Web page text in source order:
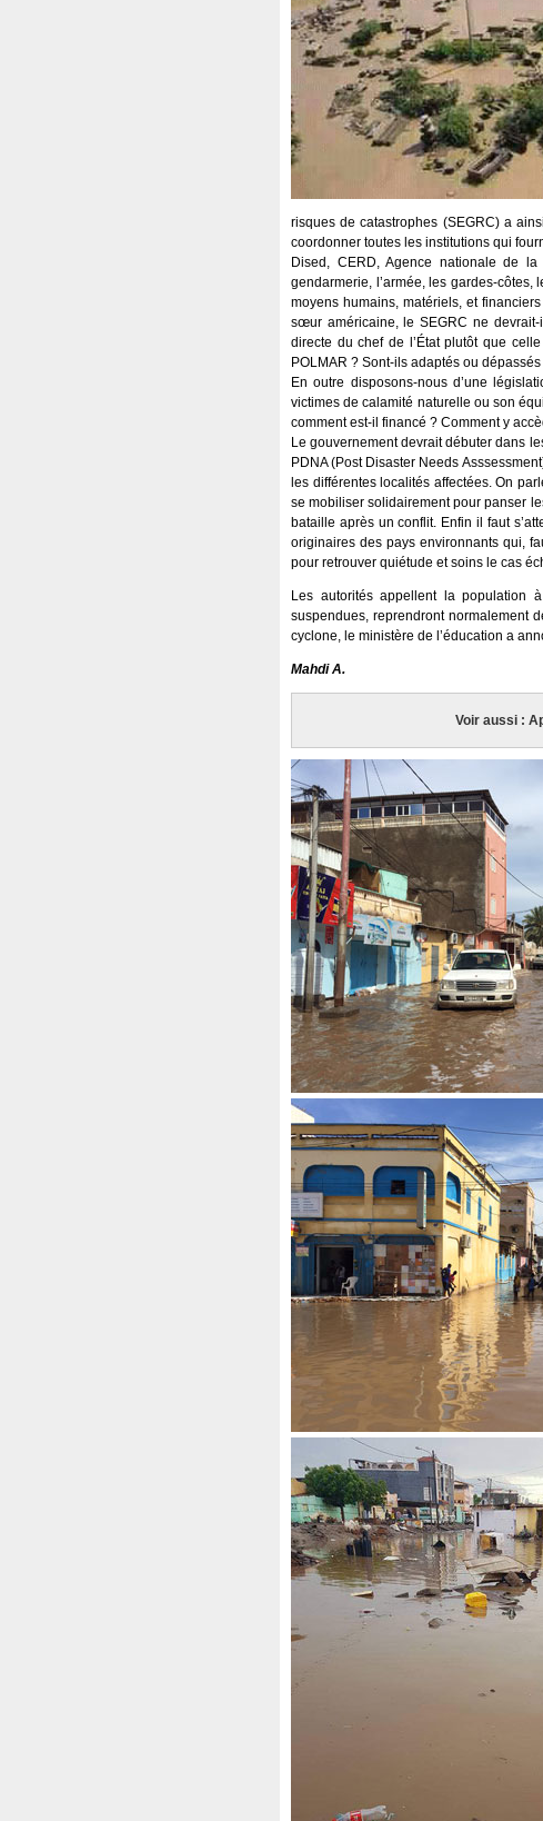
risques de catastrophes (SEGRC) a
coordonner toutes les institutions qui
Dised, CERD, Agence nationale de
gendarmerie, l’armée, les gardes-
moyens humains, matériels, et
sœur américaine, le SEGRC ne
directe du chef de l’État plutôt que
POLMAR ? Sont-ils adaptés ou
En outre disposons-nous d’une
victimes de calamité naturelle ou son
comment est-il financé ? Comment y
Le gouvernement devrait débuter dans
PDNA (Post Disaster Needs
les différentes localités affectées. On
se mobiliser solidairement pour panser
bataille après un conflit. Enfin il faut
originaires des pays environnants qui,
pour retrouver quiétude et soins le cas
Les autorités appellent la population
suspendues, reprendront normalement
cyclone, le ministère de l’éducation a
Mahdi A.
Voir aussi :